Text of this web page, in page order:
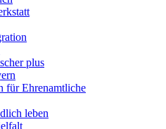
plus
für Ehrenamtliche
leben